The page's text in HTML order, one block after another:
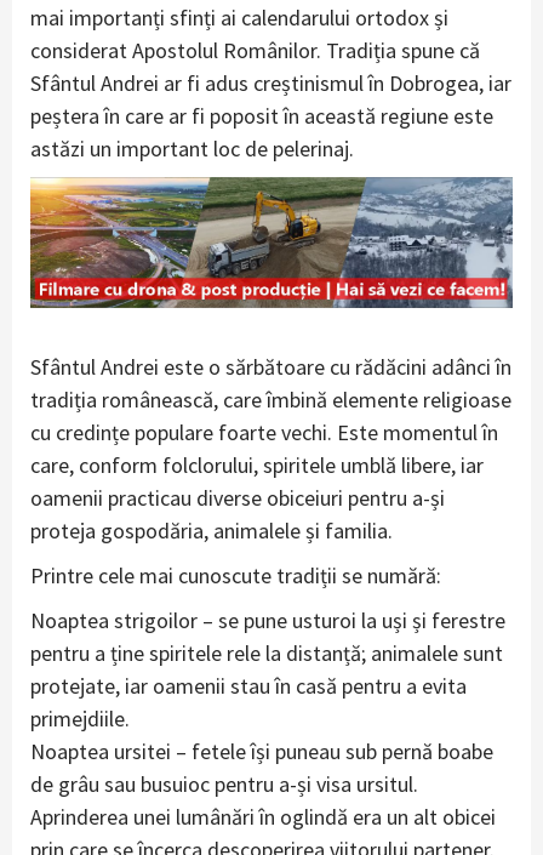
mai importanți sfinți ai calendarului ortodox și
considerat Apostolul Românilor. Tradiția spune că
Sfântul Andrei ar fi adus creștinismul în Dobrogea, iar
peștera în care ar fi poposit în această regiune este
astăzi un important loc de pelerinaj.
Sfântul Andrei este o sărbătoare cu rădăcini adânci în
tradiția românească, care îmbină elemente religioase
cu credințe populare foarte vechi. Este momentul în
care, conform folclorului, spiritele umblă libere, iar
oamenii practicau diverse obiceiuri pentru a-și
proteja gospodăria, animalele și familia.
Printre cele mai cunoscute tradiții se numără:
Noaptea strigoilor – se pune usturoi la uși și ferestre
pentru a ține spiritele rele la distanță; animalele sunt
protejate, iar oamenii stau în casă pentru a evita
primejdiile.
Noaptea ursitei – fetele își puneau sub pernă boabe
de grâu sau busuioc pentru a-și visa ursitul.
Aprinderea unei lumânări în oglindă era un alt obicei